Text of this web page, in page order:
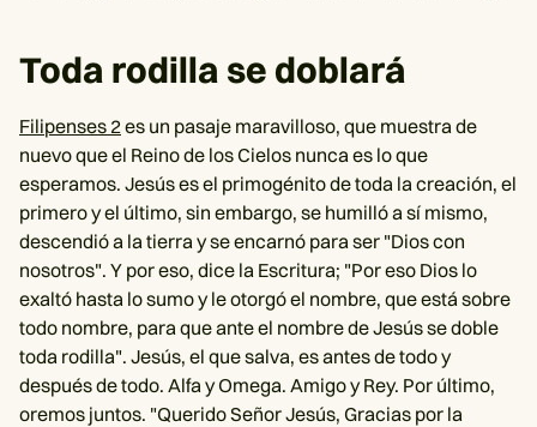
Toda rodilla se doblará
Filipenses 2 es un pasaje maravilloso, que muestra de
nuevo que el Reino de los Cielos nunca es lo que
esperamos. Jesús es el primogénito de toda la creación, el
primero y el último, sin embargo, se humilló a sí mismo,
descendió a la tierra y se encarnó para ser "Dios con
nosotros". Y por eso, dice la Escritura; "Por eso Dios lo
exaltó hasta lo sumo y le otorgó el nombre, que está sobre
todo nombre, para que ante el nombre de Jesús se doble
toda rodilla". Jesús, el que salva, es antes de todo y
después de todo. Alfa y Omega. Amigo y Rey. Por último,
oremos juntos. "Querido Señor Jesús, Gracias por la